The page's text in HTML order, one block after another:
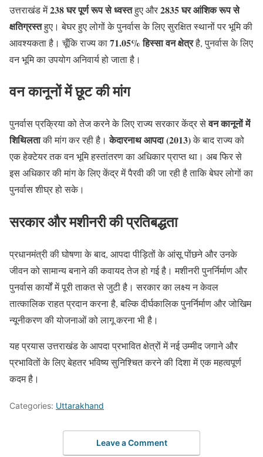
उत्तराखंड में238 घर पूर्ण रूप से ध्वस्तहुए और2835 घर आंशिक रूप से
क्षतिग्रस्तहुए। बेघर हुए लोगों के पुनर्वास के लिए सुरक्षित स्थानों पर भूमि की
आवश्यकता है। चूँकि राज्य का71.05% हिस्सा वन क्षेत्रहै, पुनर्वास के लिए
वन भूमि का उपयोग अनिवार्य हो जाता है।
वन कानूनों में छूट की मांग
पुनर्वास प्रक्रिया को तेज करने के लिए राज्य सरकार केंद्र सेवन कानूनों में
शिथिलताकी मांग कर रही है।केदारनाथ आपदा (2013)के बाद राज्य को
एक हेक्टेयर तक वन भूमि हस्तांतरण का अधिकार प्राप्त था। अब फिर से
इस अधिकार की मांग के लिए केंद्र में पैरवी की जा रही है ताकि बेघर लोगों का
पुनर्वास शीघ्र हो सके।
सरकार और मशीनरी की प्रतिबद्धता
प्रधानमंत्री की घोषणा के बाद, आपदा पीड़ितों के आंसू पोंछने और उनके
जीवन को सामान्य बनाने की कवायद तेज हो गई है। मशीनरी पुनर्निर्माण और
पुनर्वास कार्यों में पूरी ताकत से जुटी है। सरकार का लक्ष्य न केवल
तात्कालिक राहत प्रदान करना है, बल्कि दीर्घकालिक पुनर्निर्माण और जोखिम
न्यूनीकरण की योजनाओं को लागू करना भी है।
यह प्रयास उत्तराखंड के आपदा प्रभावित क्षेत्रों में नई उम्मीद जगाने और
प्रभावितों के लिए बेहतर भविष्य सुनिश्चित करने की दिशा में एक महत्वपूर्ण
कदम है।
Categories: Uttarakhand
Leave a Comment